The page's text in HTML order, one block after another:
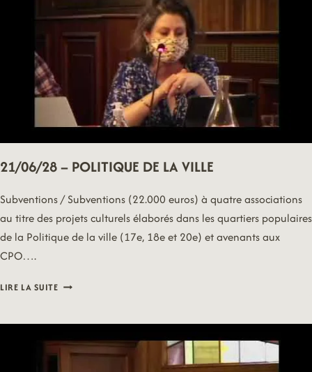
21/06/28 – POLITIQUE DE LA VILLE
Subventions / Subventions (22.000 euros) à quatre associations
au titre des projets culturels élaborés dans les quartiers populaires
de la Politique de la ville (17e, 18e et 20e) et avenants aux
CPO….
LIRE LA SUITE21/06/28
DE
LA
VILLE